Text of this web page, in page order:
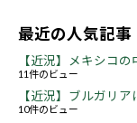
最近の人気記事
【近況】メキシコ
11件のビュー
【近況】ブルガリ
10件のビュー